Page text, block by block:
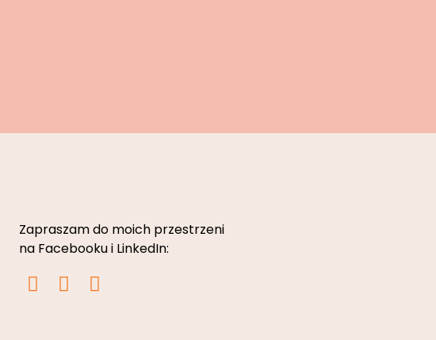
Zapraszam do moich przestrzeni
na Facebooku i LinkedIn:
I
n
F
a
L
i